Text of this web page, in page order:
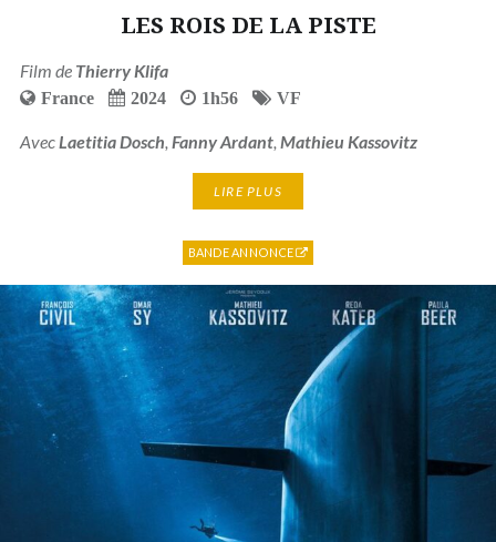
LES ROIS DE LA PISTE
Film de Thierry Klifa
France 2024 1h56 VF
AvecLaetitia Dosch, Fanny Ardant, Mathieu Kassovitz
LIRE PLUS
BANDE ANNONCE